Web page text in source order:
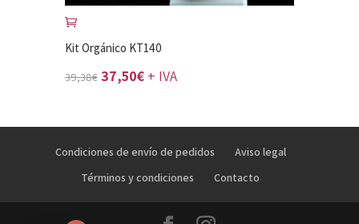
Kit Orgánico KT140
39,38€ El
original
era:
39,38€.
37,50€El
actual
es:
37,50€.
+ IVA
Condiciones de envío de pedidos
Aviso legal
Términos y condiciones
Contacto